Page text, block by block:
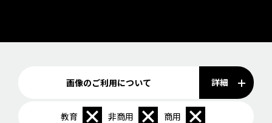
画像のご利用について 詳細
教育 非商用 商用